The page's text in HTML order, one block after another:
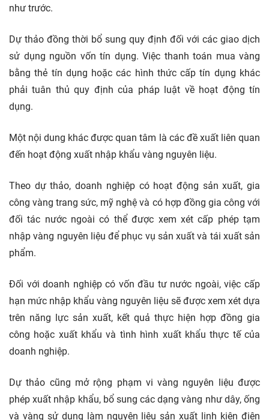
như trước.
Dự thảo đồng thời bổ sung quy định đối với các giao dịch
sử dụng nguồn vốn tín dụng. Việc thanh toán mua vàng
bằng thẻ tín dụng hoặc các hình thức cấp tín dụng khác
phải tuân thủ quy định của pháp luật về hoạt động tín
dụng.
Một nội dung khác được quan tâm là các đề xuất liên quan
đến hoạt động xuất nhập khẩu vàng nguyên liệu.
Theo dự thảo, doanh nghiệp có hoạt động sản xuất, gia
công vàng trang sức, mỹ nghệ và có hợp đồng gia công với
đối tác nước ngoài có thể được xem xét cấp phép tạm
nhập vàng nguyên liệu để phục vụ sản xuất và tái xuất sản
phẩm.
Đối với doanh nghiệp có vốn đầu tư nước ngoài, việc cấp
hạn mức nhập khẩu vàng nguyên liệu sẽ được xem xét dựa
trên năng lực sản xuất, kết quả thực hiện hợp đồng gia
công hoặc xuất khẩu và tình hình xuất khẩu thực tế của
doanh nghiệp.
Dự thảo cũng mở rộng phạm vi vàng nguyên liệu được
phép xuất nhập khẩu, bổ sung các dạng vàng như dây, ống
và vàng sử dụng làm nguyên liệu sản xuất linh kiện điện